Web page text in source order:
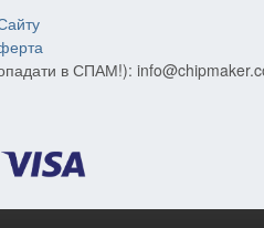
в СПАМ!):